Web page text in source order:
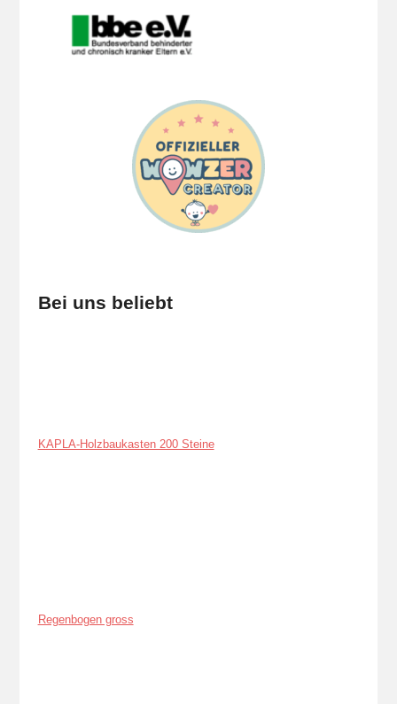
Bei uns beliebt
KAPLA-Holzbaukasten 200 Steine
Regenbogen gross